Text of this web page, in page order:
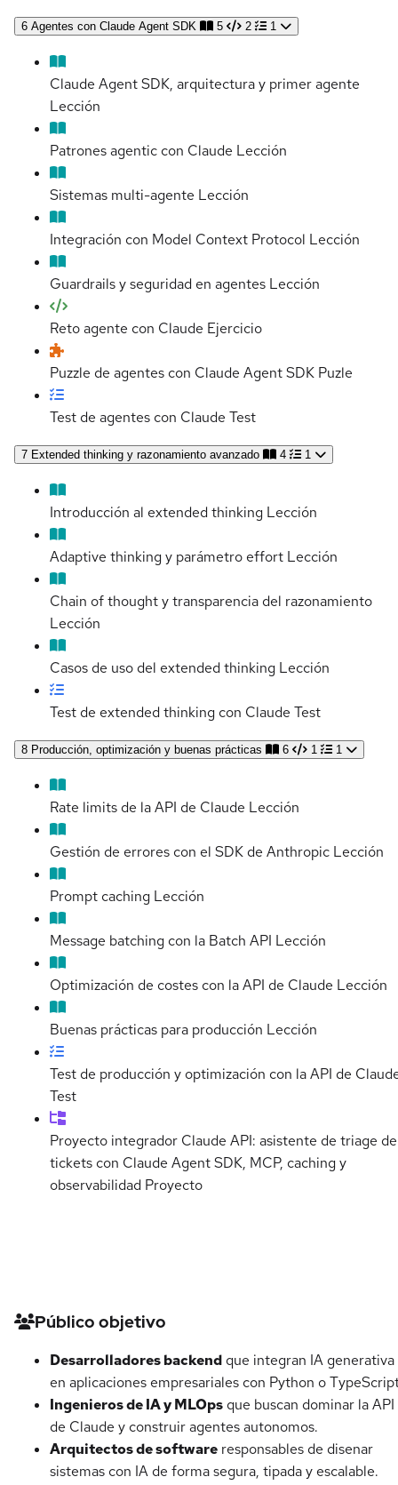
6 Agentes con Claude Agent SDK 5 2 1
Claude Agent SDK, arquitectura y primer agente
Lección
Patrones agentic con Claude Lección
Sistemas multi-agente Lección
Integración con Model Context Protocol Lección
Guardrails y seguridad en agentes Lección
Reto agente con Claude Ejercicio
Puzzle de agentes con Claude Agent SDK Puzle
Test de agentes con Claude Test
7 Extended thinking y razonamiento avanzado 4 1
Introducción al extended thinking Lección
Adaptive thinking y parámetro effort Lección
Chain of thought y transparencia del razonamiento
Lección
Casos de uso del extended thinking Lección
Test de extended thinking con Claude Test
8 Producción, optimización y buenas prácticas 6 1 1
Rate limits de la API de Claude Lección
Gestión de errores con el SDK de Anthropic Lección
Prompt caching Lección
Message batching con la Batch API Lección
Optimización de costes con la API de Claude Lección
Buenas prácticas para producción Lección
Test de producción y optimización con la API de
Test
Proyecto integrador Claude API: asistente de triage de
tickets con Claude Agent SDK, MCP, caching y
observabilidad Proyecto
Detalles del curso
Público objetivo
Desarrolladores backend que integran IA generativa
en aplicaciones empresariales con Python o
Ingenieros de IA y MLOps que buscan dominar la API
de Claude y construir agentes autonomos.
Arquitectos de software responsables de disenar
sistemas con IA de forma segura, tipada y escalable.